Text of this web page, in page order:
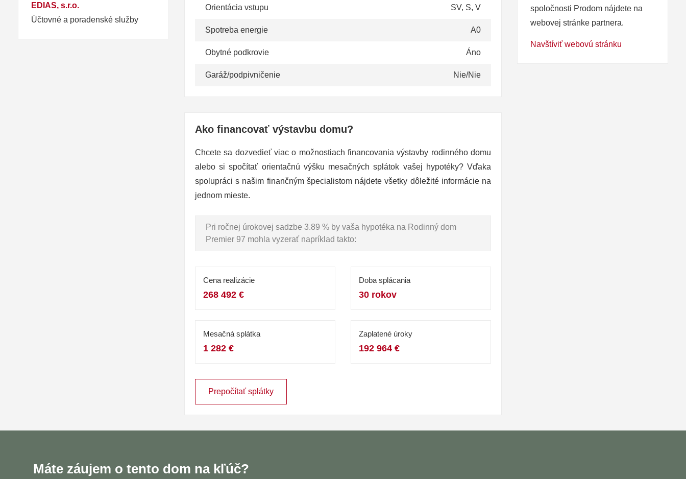
EDIAS, s.r.o.
Účtovné a poradenské služby
Orientácia vstupu SV, S, V
Spotreba energie A0
Obytné podkrovie Áno
Garáž/podpivničenie Nie/Nie
Ako financovať výstavbu domu?
Chcete sa dozvedieť viac o možnostiach financovania výstavby rodinného domu
alebo si spočítať orientačnú výšku mesačných splátok vašej hypotéky? Vďaka
spolupráci s našim finančným špecialistom nájdete všetky dôležité informácie na
jednom mieste.
Pri ročnej úrokovej sadzbe 3.89 % by vaša hypotéka na Rodinný dom
Premier 97 mohla vyzerať napríklad takto:
Cena realizácie
268 492 €
Doba splácania
30 rokov
Mesačná splátka
1 282 €
Zaplatené úroky
192 964 €
Prepočítať splátky
spoločnosti Prodom nájdete na
webovej stránke partnera.
Navštíviť webovú stránku
Máte záujem o tento dom na kľúč?